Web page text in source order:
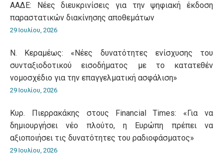
ΑΑΔΕ: Νέες διευκρινίσεις για την ψηφιακή έκδοση
παραστατικών διακίνησης αποθεμάτων
29 Ιουλίου, 2026
Ν. Κεραμέως: «Νέες δυνατότητες ενίσχυσης του
συνταξιοδοτικού εισοδήματος με το κατατεθέν
νομοσχέδιο για την επαγγελματική ασφάλιση»
29 Ιουλίου, 2026
Κυρ. Πιερρακάκης στους Financial Times: «Για να
δημιουργήσει νέο πλούτο, η Ευρώπη πρέπει να
αξιοποιήσει τις δυνατότητες του ραδιοφάσματος»
29 Ιουλίου, 2026